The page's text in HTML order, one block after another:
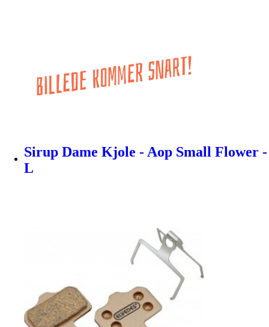
Sirup Dame Kjole - Aop Small Flower -
L